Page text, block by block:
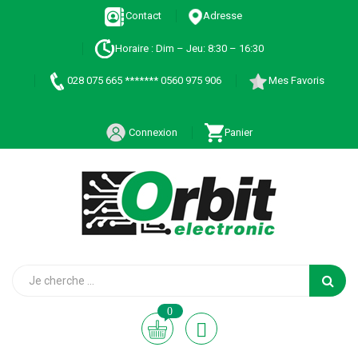
Contact Adresse
Horaire : Dim – Jeu: 8:30 – 16:30
028 075 665 ******* 0560 975 906 Mes Favoris
Connexion Panier
0